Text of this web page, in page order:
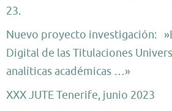
23.
Nuevo proyecto investigación:
Digital de las Titulaciones
analíticas académicas …»
XXX JUTE Tenerife, junio 2023